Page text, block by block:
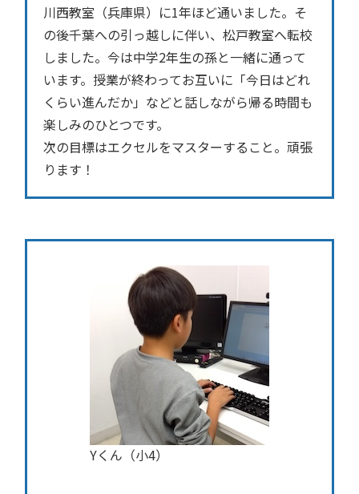
川西教室（兵庫県）に1年ほど通いました。そ
の後千葉への引っ越しに伴い、松戸教室へ転校
しました。今は中学2年生の孫と一緒に通って
います。授業が終わってお互いに「今日はどれ
くらい進んだか」などと話しながら帰る時間も
楽しみのひとつです。
次の目標はエクセルをマスターすること。頑張
ります！
Yくん（小4）